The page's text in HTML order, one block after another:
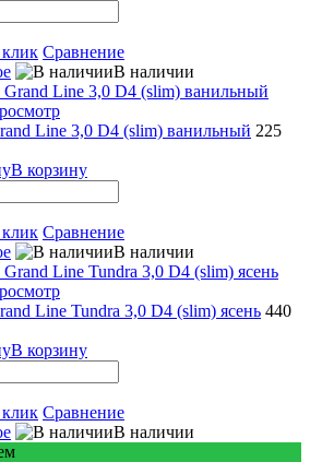
Сравнение
В наличии
Line 3,0 D4 (slim) ванильный 225
В корзину
Сравнение
В наличии
Line Tundra 3,0 D4 (slim) ясень 440
В корзину
Сравнение
В наличии